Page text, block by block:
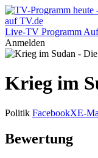
Live-TV Programm
Anmelden
Krieg im
Politik FacebookXE-
Bewertung